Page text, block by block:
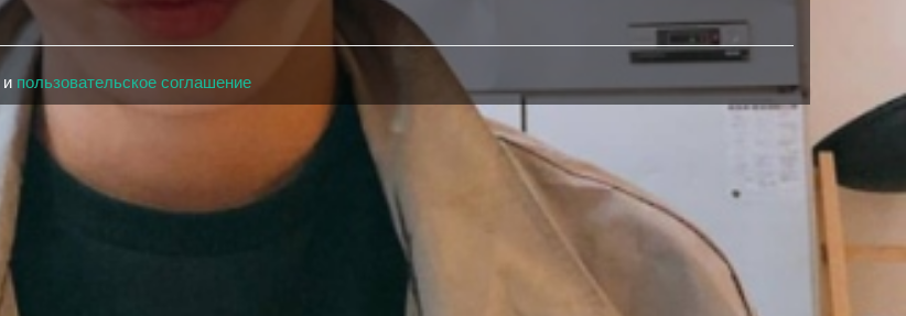
и пользовательское соглашение